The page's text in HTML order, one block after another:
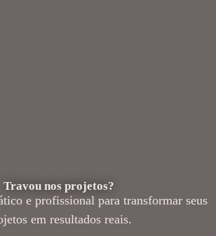
Travou nos projetos?
e profissional para transformar seus
em resultados reais.